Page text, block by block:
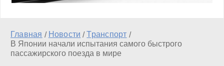
Главная / Новости /Транспорт /
В Японии начали испытания самого быстрого
пассажирского поезда в мире